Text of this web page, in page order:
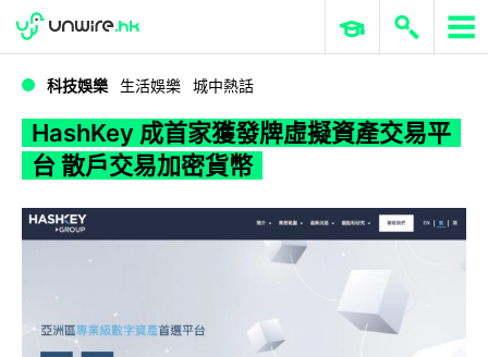
WWDC 2026 ERP 與商業 AI
科技娛樂 生活娛樂 城中熱話
HashKey 成首家獲發牌虛擬資產交易平
台 散戶交易加密貨幣